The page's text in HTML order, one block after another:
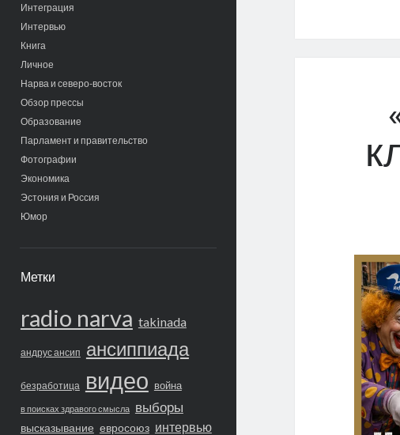
Интеграция
Интервью
Книга
Личное
Нарва и северо-восток
Обзор прессы
Образование
Парламент и правительство
Фотографии
Экономика
Эстония и Россия
Юмор
Метки
radio narva takinada
андрус ансип ансиппиада
безработица видео война
в поисках здравого смысла выборы
высказывание евросоюз интервью